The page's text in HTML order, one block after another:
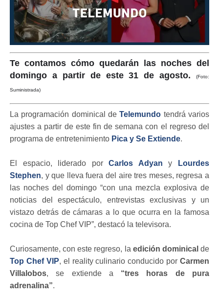
Te contamos cómo quedarán las noches del
domingo a partir de este 31 de agosto.
(Foto:
Suministrada)
La programación dominical deTelemundo tendrá varios
ajustes a partir de este fin de semana con el regreso del
programa de entretenimiento Pica y Se Extiende.
El espacio, liderado porCarlos Adyan y
Lourdes
Stephen, y que lleva fuera del aire tres meses, regresa a
las noches del domingo “con una mezcla explosiva de
noticias del espectáculo, entrevistas exclusivas y un
vistazo detrás de cámaras a lo que ocurra en la famosa
cocina de Top Chef VIP”, destacó la televisora.
Curiosamente, con este regreso, la edición dominical de
Top Chef VIP, el reality culinario conducido por Carmen
Villalobos, se extiende a “tres horas de pura
adrenalina”.